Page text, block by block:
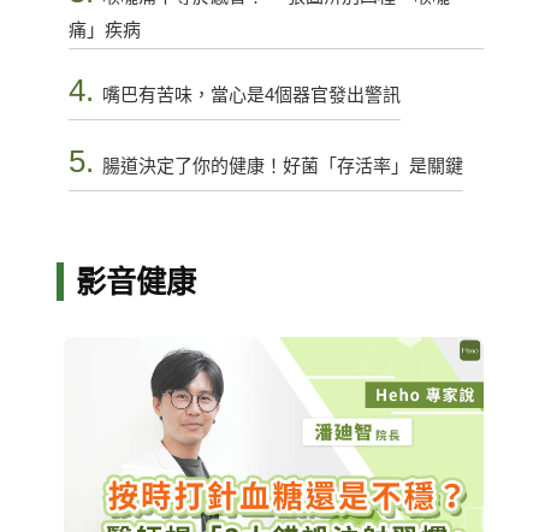
痛」疾病
4. 嘴巴有苦味，當心是4個器官發出警訊
5. 腸道決定了你的健康！好菌「存活率」是關鍵
影音健康